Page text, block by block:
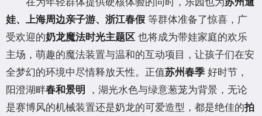
娃、上海周边亲子游、浙江春假 等群体准备了惊喜，广
受欢迎的奶龙魔法时光主题区 也将成为带娃家庭的欢乐
主场，萌趣的魔法装置与温和的互动项目，让孩子们在安
全梦幻的环境中尽情释放天性。正值苏州春季 好时节，
阳澄湖畔春和景明 ，湖光水色与绿意葱茏为背景，无论
是赛博风的机械装置还是奶龙的可爱造型，都是绝佳的拍